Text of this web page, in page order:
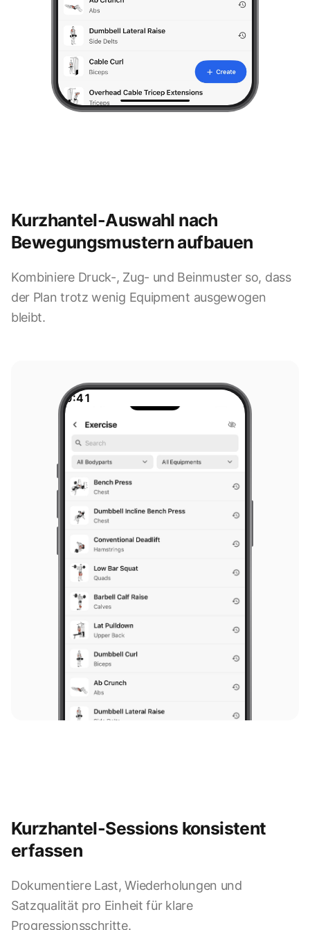
Kurzhantel-Auswahl nach
Bewegungsmustern aufbauen
Kombiniere Druck-, Zug- und Beinmuster so, dass
der Plan trotz wenig Equipment ausgewogen
bleibt.
9:41
Kurzhantel-Sessions konsistent
erfassen
Dokumentiere Last, Wiederholungen und
Satzqualität pro Einheit für klare
Progressionsschritte.